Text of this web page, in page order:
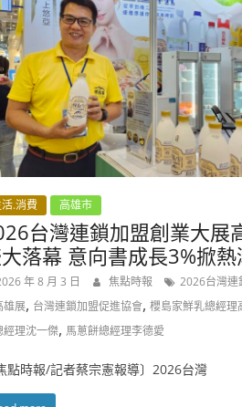
.消費 高雄市
台灣連鎖加盟創業大展
落幕 意向書成長3%掀熱
年 8 月 3 日 焦點時報
2026台灣連
雄展, 台灣連鎖加盟促進協會,櫻島家鮮乳總經理
經理沈一傑, 馬蔥餅總經理李德愛
焦點時報/記者蔡宗憲報導〕2026台灣